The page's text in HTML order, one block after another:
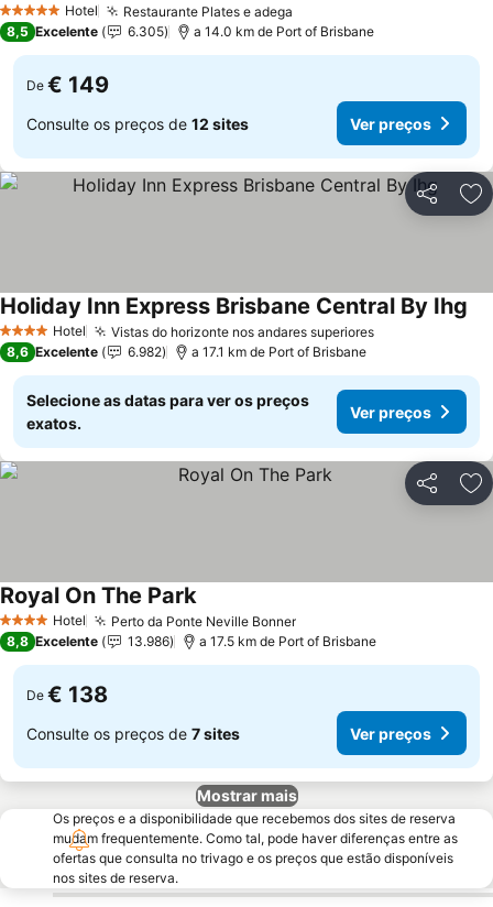
5 Estrelas Hotel Restaurante Plates e adega
8,5 Excelente 6.305 a 14.0 km de Port of Brisbane
De € 149
Consulte os preços de 12 sites Ver preços
Partilhar
4 EstrelasHotel Vistas do horizonte nos andares superiores
Holiday Inn Express Brisbane Central By Ihg
8,6 Excelente 6.982 a 17.1 km de Port of Brisbane
Selecione as datas para ver os preços
exatos.
Ver preços
Partilhar
4 EstrelasHotel Perto da Ponte Neville Bonner
Royal On The Park
8,8 Excelente 13.986 a 17.5 km de Port of Brisbane
De € 138
Consulte os preços de 7 sites Ver preços
Mostrar mais
Os preços e a disponibilidade que recebemos dos sites de reserva
mudam frequentemente. Como tal, pode haver diferenças entre as
ofertas que consulta no trivago e os preços que estão disponíveis
nos sites de reserva.